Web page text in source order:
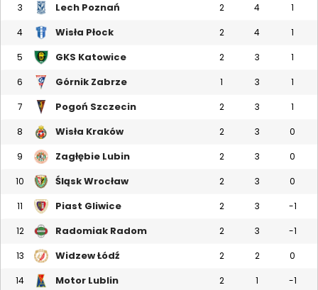
3 Lech Poznań 2 4 1
4 Wisła Płock 2 4 1
5 GKS Katowice 2 3 1
6 Górnik Zabrze 1 3 1
7 Pogoń Szczecin 2 3 1
8 Wisła Kraków 2 3 0
9 Zagłębie Lubin 2 3 0
10 Śląsk Wrocław 2 3 0
11 Piast Gliwice 2 3 -1
12 Radomiak Radom 2 3 -1
13 Widzew Łódź 2 2 0
14 Motor Lublin 2 1 -1